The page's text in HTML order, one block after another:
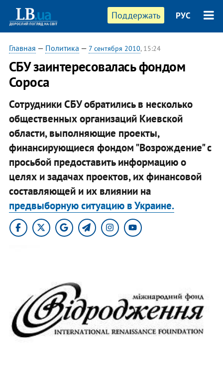
Поддержать РУС
Главная — Политика — 7 сентября 2010, 15:24
СБУ заинтересовалась фондом
Сороса
Сотрудники СБУ обратились в несколько
общественных организаций Киевской
области, выполняющие проекты,
финансирующиеся фондом "Возрождение" с
просьбой предоставить информацию о
целях и задачах проектов, их финансовой
составляющей и их влиянии на
предвыборную ситуацию в Украине.